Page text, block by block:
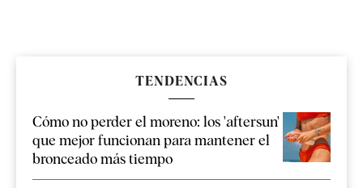
TENDENCIAS
Cómo no perder el moreno: los 'aftersun'
que mejor funcionan para mantener el
bronceado más tiempo